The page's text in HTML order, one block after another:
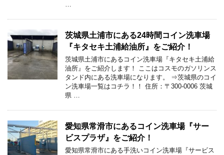
…
茨城県土浦市にある24時間コイン洗車場
『キタセキ土浦給油所』をご紹介！
茨城県土浦市にあるコイン洗車場『キタセキ土浦給
油所』をご紹介します！ ここはコスモのガソリンス
タンド内にある洗車場になります。 ⇒茨城県のコイ
ン洗車場一覧はコチラ！！ 住所：〒300-0006 茨城
県 …
愛知県常滑市にあるコイン洗車場『サー
ビスプラザ』をご紹介！
愛知県常滑市にある手洗いコイン洗車場『サービス